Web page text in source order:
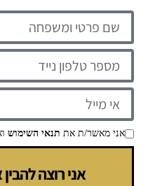
אני מאשר/ת את תנאי השימוש
אני רוצה